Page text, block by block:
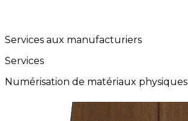
Services aux manufacturiers
Services
Numérisation de matériaux physiques